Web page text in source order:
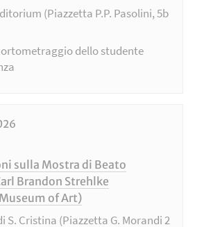
(Piazzetta P.P. Pasolini, 5b
dello studente
sulla Mostra di Beato
Brandon Strehlke
of Art)
S. Cristina (Piazzetta G. Morandi 2